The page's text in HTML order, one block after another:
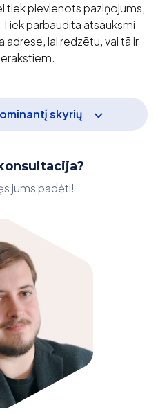
tiek pievienots paziņojums,
pārbaudīta atsauksmi
lai redzētu, vai tā ir
skyrių
jums padėti!